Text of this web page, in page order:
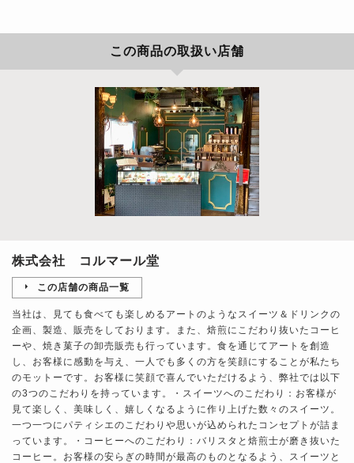
この商品の取扱い店舗
株式会社 コルマール堂
この店舗の商品一覧
当社は、見ても食べても楽しめるアートのようなスイーツ＆ドリンクの
企画、製造、販売をしております。また、焙煎にこだわり抜いたコーヒ
ーや、焼き菓子の卸売販売も行っています。食を通じてアートを創造
し、お客様に感動を与え、一人でも多くの方を笑顔にすることが私たち
のモットーです。お客様に笑顔で喜んでいただけるよう、弊社では以下
の3つのこだわりを持っています。・スイーツへのこだわり：お客様が
見て楽しく、美味しく、嬉しくなるように作り上げた数々のスイーツ。
一つ一つにパティシエのこだわりや思いが込められたコンセプトが詰ま
っています。・コーヒーへのこだわり：バリスタと焙煎士が磨き抜いた
コーヒー。お客様の安らぎの時間が最高のものとなるよう、スイーツと